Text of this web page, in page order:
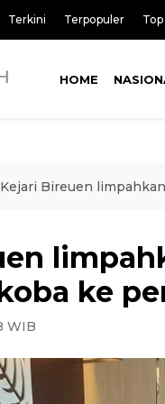
Terkini Terpopuler
HOME
Kejari Bireuen
ke
WIB